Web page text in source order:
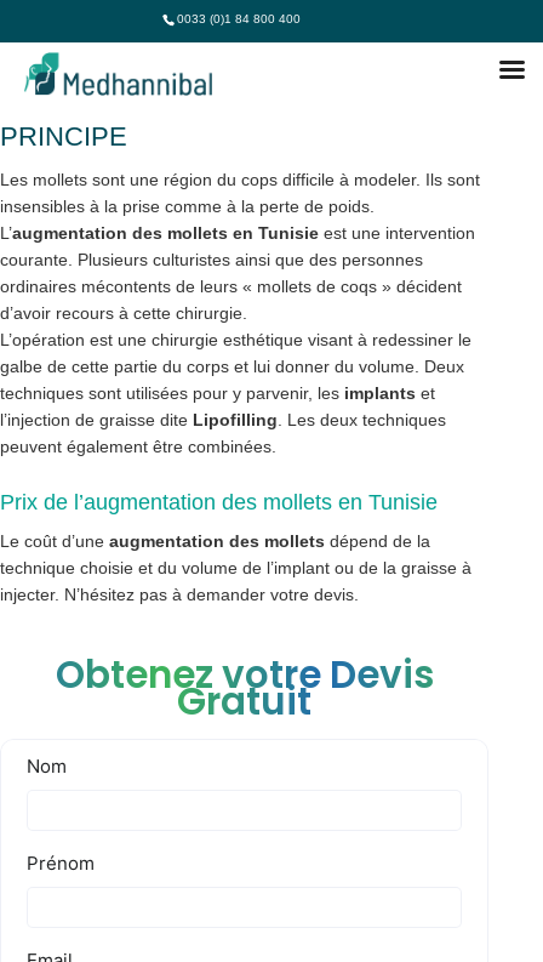
0033 (0)1 84 800 400
AUGMENTATION MOLLETS TUNISIE :
PRINCIPE
Les mollets sont une région du cops difficile à modeler. Ils sont
insensibles à la prise comme à la perte de poids.
L’augmentation des mollets en Tunisie est une intervention
courante. Plusieurs culturistes ainsi que des personnes
ordinaires mécontents de leurs « mollets de coqs » décident
d’avoir recours à cette chirurgie.
L’opération est une chirurgie esthétique visant à redessiner le
galbe de cette partie du corps et lui donner du volume. Deux
techniques sont utilisées pour y parvenir, les implants et
l’injection de graisse dite Lipofilling . Les deux techniques
peuvent également être combinées.
Prix de l’augmentation des mollets en Tunisie
Le coût d’une augmentation des mollets dépend de la
technique choisie et du volume de l’implant ou de la graisse à
injecter. N’hésitez pas à demander votre devis.
Obtenez votre Devis
Gratuit